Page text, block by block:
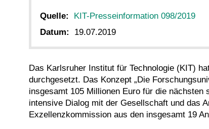
Quelle:
KIT-Presseinformation 098/2019
Datum:
19.07.2019
Das Karlsruher Institut für Technologie (KIT)
durchgesetzt. Das Konzept „Die
insgesamt 105 Millionen Euro für die
intensive Dialog mit der Gesellschaft und das
Exzellenzkommission aus den insgesamt 19